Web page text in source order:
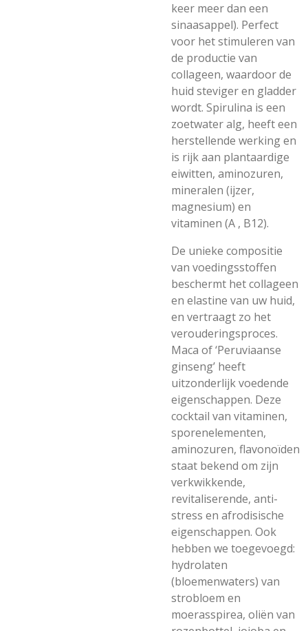
keer meer dan een
sinaasappel). Perfect
voor het stimuleren van
de productie van
collageen, waardoor de
huid steviger en gladder
wordt. Spirulina is een
zoetwater alg, heeft een
herstellende werking en
is rijk aan plantaardige
eiwitten, aminozuren,
mineralen (ijzer,
magnesium) en
vitaminen (A , B12).
De unieke compositie
van voedingsstoffen
beschermt het collageen
en elastine van uw huid,
en vertraagt zo het
verouderingsproces.
Maca of ‘Peruviaanse
ginseng’ heeft
uitzonderlijk voedende
eigenschappen. Deze
cocktail van vitaminen,
sporenelementen,
aminozuren, flavonoïden
staat bekend om zijn
verkwikkende,
revitaliserende, anti-
stress en afrodisische
eigenschappen. Ook
hebben we toegevoegd:
hydrolaten
(bloemenwaters) van
strobloem en
moerasspirea, oliën van